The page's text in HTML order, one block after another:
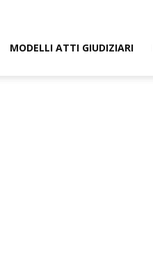
MODELLI ATTI GIUDIZIARI